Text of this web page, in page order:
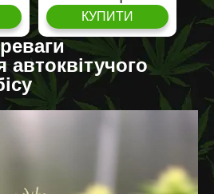
КУПИТИ
автоквітучого